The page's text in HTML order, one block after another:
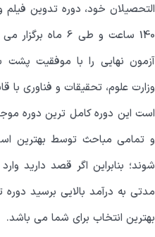
التحصیلان خود، دوره تدوین
140 ساعت و طی 6
آزمون نهایی را با موفقیت پشت
وزارت علوم، تحقیقات و فناوری با
است این دوره کامل ترین دوره
و تمامی مباحث توسط بهترین
شوند؛ بنابراین اگر قصد دارید
مدتی به درآمد بالایی برسید
بهترین انتخاب برای شما می باشد.